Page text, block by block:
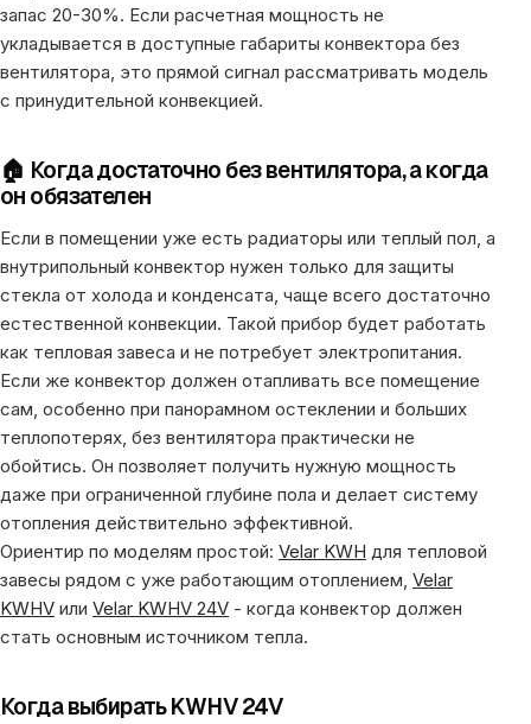
запас 20-30%. Если расчетная мощность не
укладывается в доступные габариты конвектора без
вентилятора, это прямой сигнал рассматривать модель
с принудительной конвекцией.
🏠 Когда достаточно без вентилятора, а когда
он обязателен
Если в помещении уже есть радиаторы или теплый пол, а
внутрипольный конвектор нужен только для защиты
стекла от холода и конденсата, чаще всего достаточно
естественной конвекции. Такой прибор будет работать
как тепловая завеса и не потребует электропитания.
Если же конвектор должен отапливать все помещение
сам, особенно при панорамном остеклении и больших
теплопотерях, без вентилятора практически не
обойтись. Он позволяет получить нужную мощность
даже при ограниченной глубине пола и делает систему
отопления действительно эффективной.
Ориентир по моделям простой: Velar KWH для тепловой
завесы рядом с уже работающим отоплением, Velar
KWHV или Velar KWHV 24V - когда конвектор должен
стать основным источником тепла.
Когда выбирать KWHV 24V